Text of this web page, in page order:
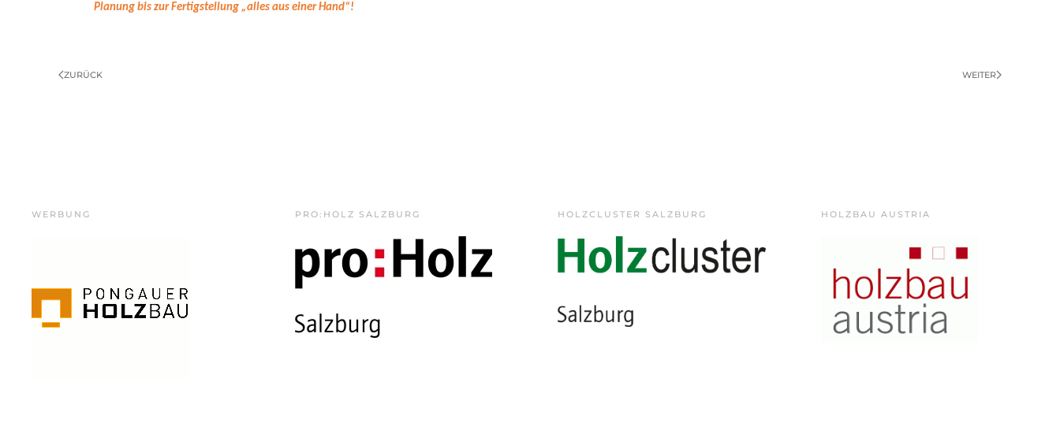
Planung bis zur Fertigstellung „alles aus einer Hand“!
ZURÜCK WEITER
WERBUNG PRO:HOLZ SALZBURG HOLZCLUSTER SALZBURG HOLZBAU AUSTRIA